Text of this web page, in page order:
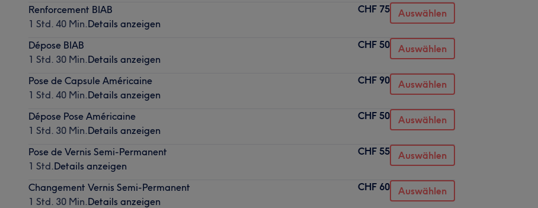
Renforcement BIAB
1 Std. 40 Min.Details anzeigen
CHF 75 Auswählen
Dépose BIAB
1 Std. 30 Min.Details anzeigen
CHF 50 Auswählen
Pose de Capsule Américaine
1 Std. 40 Min.Details anzeigen
CHF 90 Auswählen
Dépose Pose Américaine
1 Std. 30 Min.Details anzeigen
CHF 50 Auswählen
Pose de Vernis Semi-Permanent
1 Std.Details anzeigen
CHF 55 Auswählen
Changement Vernis Semi-Permanent
1 Std. 30 Min.Details anzeigen
CHF 60 Auswählen